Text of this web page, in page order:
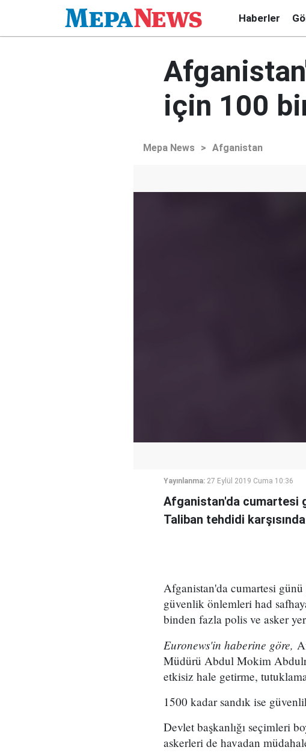
Haberler
için 100
Mepa News > Afganistan
Yayınlanma: 27 Eylül 2019 Cuma 10:36
Afganistan'da cumartesi
Taliban tehdidi
Afganistan'da cumartesi günü
güvenlik önlemleri had
binden fazla polis ve asker
Euronews'in haberine göre,
Müdürü Abdul Mokim
etkisiz hale getirme,
1500 kadar sandık ise
Devlet başkanlığı seçimleri
askerleri de havadan